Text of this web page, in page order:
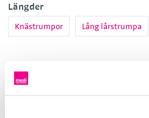
Längder
Knästrumpor Lång lårstrumpa